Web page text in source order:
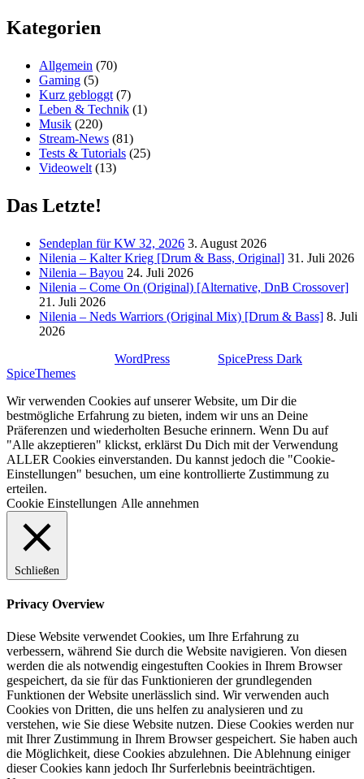
Kategorien
Allgemein (70)
Gaming (5)
Kurz gebloggt (7)
Leben & Technik (1)
Musik (220)
Stream-News (81)
Tests & Tutorials (25)
Videowelt (13)
Das Letzte!
Sendeplan für KW 32, 2026 3. August 2026
Nilenia – Kalter Krieg [Drum & Bass, Original] 31. Juli 2026
Nilenia – Bayou 24. Juli 2026
Nilenia – Come On (Original) [Alternative, DnB Crossover]
21. Juli 2026
Nilenia – Neds Warriors (Original Mix) [Drum & Bass] 8. Juli
2026
WordPress SpicePress Dark
SpiceThemes
Wir verwenden Cookies auf unserer Website, um Dir die
bestmögliche Erfahrung zu bieten, indem wir uns an Deine
Präferenzen und wiederholten Besuche erinnern. Wenn Du auf
"Alle akzeptieren" klickst, erklärst Du Dich mit der Verwendung
ALLER Cookies einverstanden. Du kannst jedoch die "Cookie-
Einstellungen" besuchen, um eine kontrollierte Zustimmung zu
erteilen.
Cookie Einstellungen Alle annehmen
Schließen
Privacy Overview
Diese Website verwendet Cookies, um Ihre Erfahrung zu
verbessern, während Sie durch die Website navigieren. Von diesen
werden die als notwendig eingestuften Cookies in Ihrem Browser
gespeichert, da sie für das Funktionieren der grundlegenden
Funktionen der Website unerlässlich sind. Wir verwenden auch
Cookies von Dritten, die uns helfen zu analysieren und zu
verstehen, wie Sie diese Website nutzen. Diese Cookies werden nur
mit Ihrer Zustimmung in Ihrem Browser gespeichert. Sie haben auch
die Möglichkeit, diese Cookies abzulehnen. Die Ablehnung einiger
dieser Cookies kann jedoch Ihr Surferlebnis beeinträchtigen.